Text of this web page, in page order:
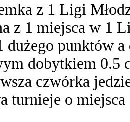
z 1 Ligi
z 1 miejsca w 1
dużego punktów
dobytkiem 0.5
czwórka
turnieje o miejsca